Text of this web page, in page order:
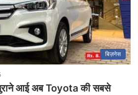
बिज़नेस
आई अब Toyota की सबसे